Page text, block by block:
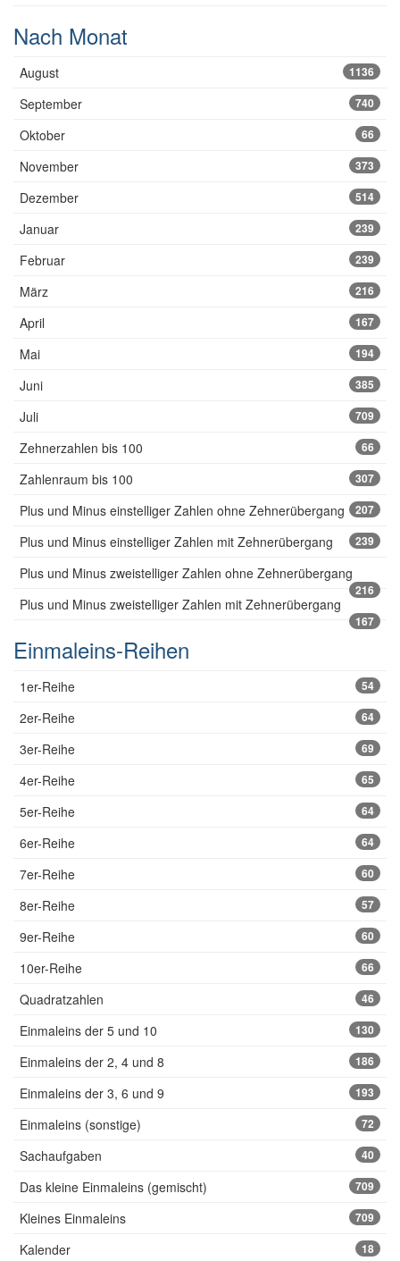
Nach Monat
August 1136
September 740
Oktober 66
November 373
Dezember 514
Januar 239
Februar 239
März 216
April 167
Mai 194
Juni 385
Juli 709
Zehnerzahlen bis 100 66
Zahlenraum bis 100 307
Plus und Minus einstelliger Zahlen ohne Zehnerübergang 207
Plus und Minus einstelliger Zahlen mit Zehnerübergang 239
Plus und Minus zweistelliger Zahlen ohne Zehnerübergang
216
Plus und Minus zweistelliger Zahlen mit Zehnerübergang
167
Einmaleins-Reihen
1er-Reihe 54
2er-Reihe 64
3er-Reihe 69
4er-Reihe 65
5er-Reihe 64
6er-Reihe 64
7er-Reihe 60
8er-Reihe 57
9er-Reihe 60
10er-Reihe 66
Quadratzahlen 46
Einmaleins der 5 und 10 130
Einmaleins der 2, 4 und 8 186
Einmaleins der 3, 6 und 9 193
Einmaleins (sonstige) 72
Sachaufgaben 40
Das kleine Einmaleins (gemischt) 709
Kleines Einmaleins 709
Kalender 18